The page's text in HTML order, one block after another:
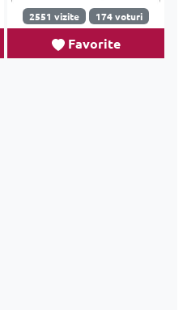
2551 vizite 174 voturi
Favorite